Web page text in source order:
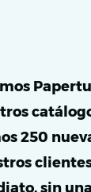
250
sin